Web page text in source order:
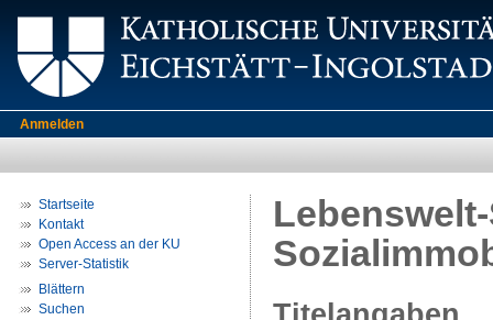
Anmelden
Startseite
Kontakt
Open Access an der KU
Server-Statistik
Blättern
Suchen